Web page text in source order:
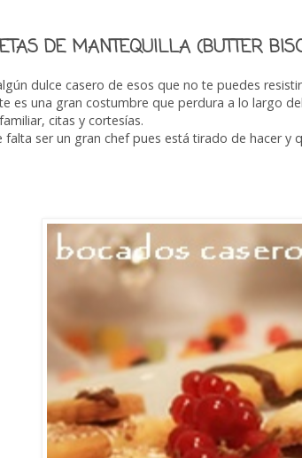
DE MANTEQUILLA (BUTTER
dulce casero de esos que no te puedes
es una gran costumbre que perdura a lo largo
citas y cortesías.
falta ser un gran chef pues está tirado de hacer y